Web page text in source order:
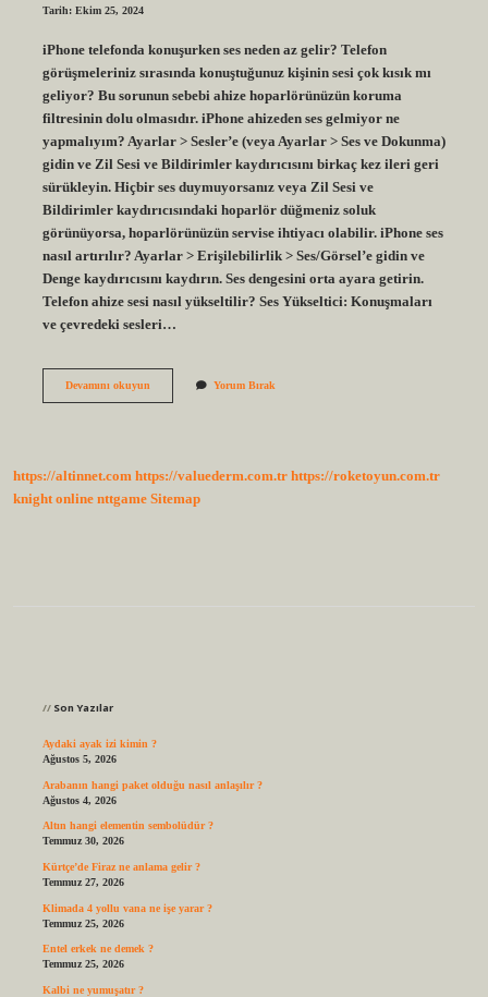
Tarih: Ekim 25, 2024
iPhone telefonda konuşurken ses neden az gelir? Telefon
görüşmeleriniz sırasında konuştuğunuz kişinin sesi çok kısık mı
geliyor? Bu sorunun sebebi ahize hoparlörünüzün koruma
filtresinin dolu olmasıdır. iPhone ahizeden ses gelmiyor ne
yapmalıyım? Ayarlar > Sesler’e (veya Ayarlar > Ses ve Dokunma)
gidin ve Zil Sesi ve Bildirimler kaydırıcısını birkaç kez ileri geri
sürükleyin. Hiçbir ses duymuyorsanız veya Zil Sesi ve
Bildirimler kaydırıcısındaki hoparlör düğmeniz soluk
görünüyorsa, hoparlörünüzün servise ihtiyacı olabilir. iPhone ses
nasıl artırılır? Ayarlar > Erişilebilirlik > Ses/Görsel’e gidin ve
Denge kaydırıcısını kaydırın. Ses dengesini orta ayara getirin.
Telefon ahize sesi nasıl yükseltilir? Ses Yükseltici: Konuşmaları
ve çevredeki sesleri…
Devamını okuyunAhize
Yorum Bırak
https://altinnet.com https://valuederm.com.tr https://roketoyun.com.tr
knight online nttgame Sitemap
Son Yazılar
Aydaki ayak izi kimin ?
Ağustos 5, 2026
Arabanın hangi paket olduğu nasıl anlaşılır ?
Ağustos 4, 2026
Altın hangi elementin sembolüdür ?
Temmuz 30, 2026
Kürtçe’de Firaz ne anlama gelir ?
Temmuz 27, 2026
Klimada 4 yollu vana ne işe yarar ?
Temmuz 25, 2026
Entel erkek ne demek ?
Temmuz 25, 2026
Kalbi ne yumuşatır ?